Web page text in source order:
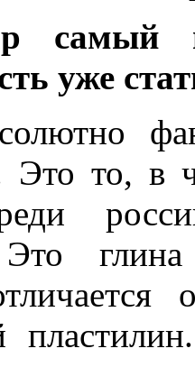
самый
уже
Это то, в
Это